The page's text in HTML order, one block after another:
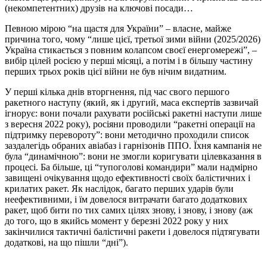
(некомпетентних) друзів на ключові посади…
Певною мірою “на щастя для України” – власне, майже
причина того, чому “лише цієї, третьої зими війни (2025/2026)
Україна стикається з повним колапсом своєї енергомережі”, –
вибір цілей росією у перші місяці, а потім і в більшу частину
перших трьох років цієї війни не був нічим видатним.
У перші кілька днів вторгнення, під час свого першого
ракетного наступу (який, як і другий, маса експертів зазвичай
ігнорує: вони почали рахувати російські ракетні наступи лише
з вересня 2022 року), росіяни проводили “ракетні операції на
підтримку перевороту”: вони методично проходили список
заздалегідь обраних авіабаз і гарнізонів ППО. Їхня кампанія не
була “динамічною”: вони не змогли коригувати цілевказання в
процесі. Ба більше, ці “тупоголові командири” мали надмірно
завищені очікування щодо ефективності своїх балістичних і
крилатих ракет. Як наслідок, багато перших ударів були
неефективними, і їм довелося витрачати багато додаткових
ракет, щоб бити по тих самих цілях знову, і знову, і знову (аж
до того, що в якийсь момент у березні 2022 року у них
закінчилися тактичні балістичні ракети і довелося підтягувати
додаткові, на що пішли “дні”).